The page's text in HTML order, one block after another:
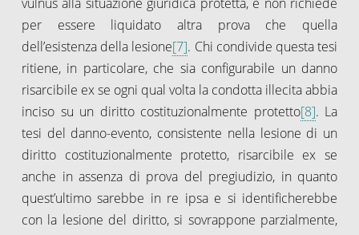
per essere liquidato altra prova che quella
dell’esistenza della lesione[7]. Chi condivide questa tesi
ritiene, in particolare, che sia configurabile un danno
risarcibile ex se ogni qual volta la condotta illecita abbia
inciso su un diritto costituzionalmente protetto[8]. La
tesi del danno-evento, consistente nella lesione di un
diritto costituzionalmente protetto, risarcibile ex se
anche in assenza di prova del pregiudizio, in quanto
quest’ultimo sarebbe in re ipsa e si identificherebbe
con la lesione del diritto, si sovrappone parzialmente,